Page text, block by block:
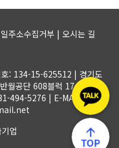
주소수집거부 | 오시는 길
: 134-15-625512 | 경기도
월공단 608블럭 17-1롯트
494-5276 | E-MAIL :
업